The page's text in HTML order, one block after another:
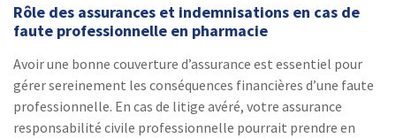
Rôle des assurances et indemnisations en cas de
faute professionnelle en pharmacie
Avoir une bonne couverture d’assurance est essentiel pour
gérer sereinement les conséquences financières d’une faute
professionnelle. En cas de litige avéré, votre assurance
responsabilité civile professionnelle pourrait prendre en